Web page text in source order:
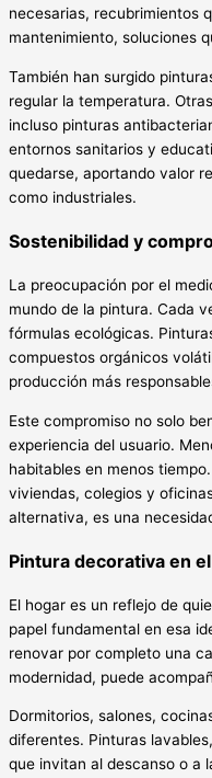
necesarias, recubrimientos
mantenimiento, soluciones
También han surgido
regular la temperatura.
incluso pinturas
entornos sanitarios y
quedarse, aportando valor
como industriales.
Sostenibilidad y
La preocupación por el
mundo de la pintura. Cada
fórmulas ecológicas.
compuestos orgánicos
producción más
Este compromiso no solo
experiencia del usuario.
habitables en menos
viviendas, colegios y
alternativa, es una
Pintura decorativa en
El hogar es un reflejo de
papel fundamental en esa
renovar por completo una
modernidad, puede
Dormitorios, salones,
diferentes. Pinturas
que invitan al descanso o a